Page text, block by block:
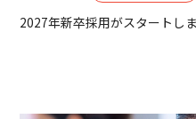
2027年新卒採用がスタートし